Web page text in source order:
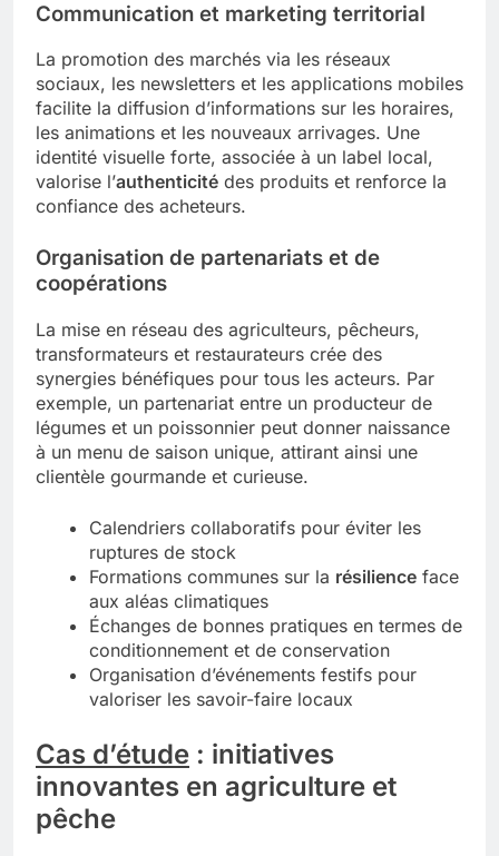
Communication et marketing territorial
La promotion des marchés via les réseaux
sociaux, les newsletters et les applications mobiles
facilite la diffusion d’informations sur les horaires,
les animations et les nouveaux arrivages. Une
identité visuelle forte, associée à un label local,
valorise l’authenticité des produits et renforce la
confiance des acheteurs.
Organisation de partenariats et de
coopérations
La mise en réseau des agriculteurs, pêcheurs,
transformateurs et restaurateurs crée des
synergies bénéfiques pour tous les acteurs. Par
exemple, un partenariat entre un producteur de
légumes et un poissonnier peut donner naissance
à un menu de saison unique, attirant ainsi une
clientèle gourmande et curieuse.
Calendriers collaboratifs pour éviter les
ruptures de stock
Formations communes sur la résilience face
aux aléas climatiques
Échanges de bonnes pratiques en termes de
conditionnement et de conservation
Organisation d’événements festifs pour
valoriser les savoir-faire locaux
Cas d’étude : initiatives
innovantes en agriculture et
pêche